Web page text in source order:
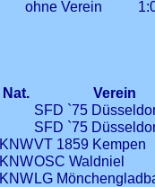
ohne Verein
Nat.
Verein
SFD `75
SFD `75
KNWVT 1859 Kempen
KNWOSC Waldniel
KNW LG